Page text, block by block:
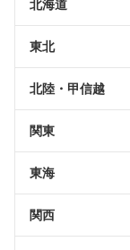
北海道
東北
北陸・甲信越
関東
東海
関西